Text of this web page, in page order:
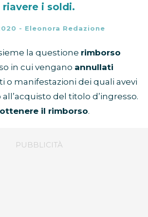
riavere i soldi.
- Eleonora Redazione
la questione rimborso
in cui vengano annullati
o manifestazioni dei quali avevi
del titolo d’ingresso.
il rimborso.